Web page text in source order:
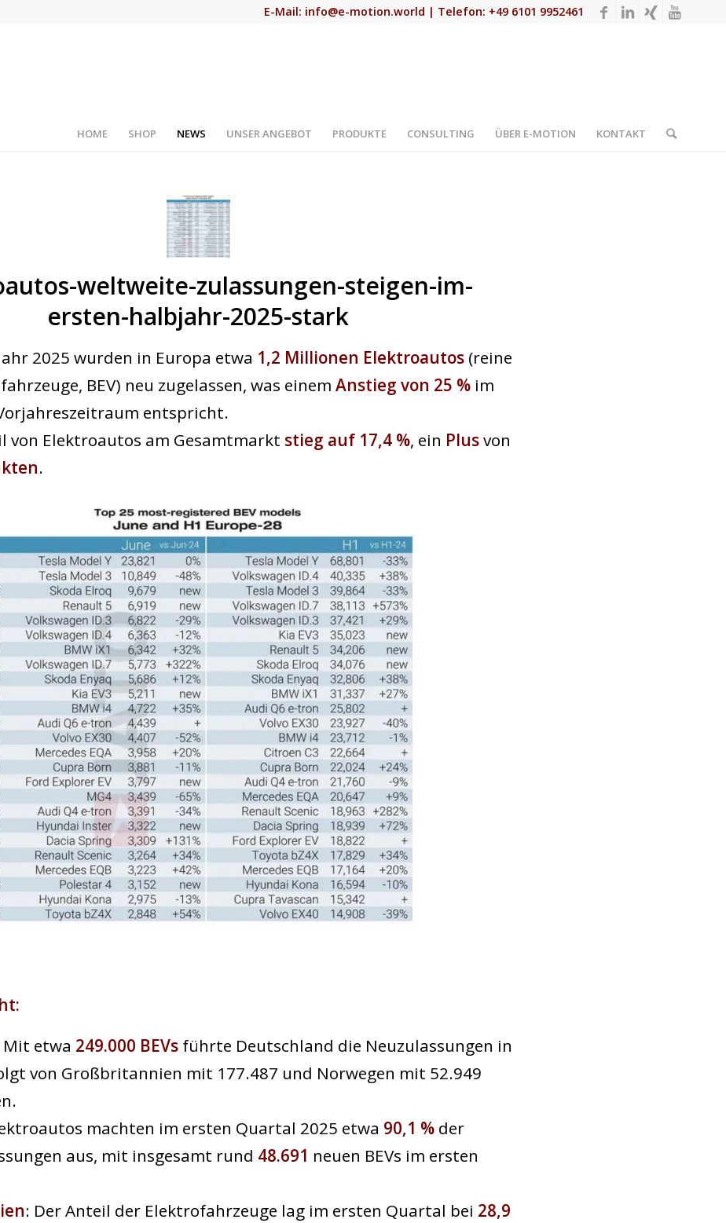
E-Mail: info@e-motion.world | Telefon: +49 6101 9952461
HOME SHOP NEWS UNSER ANGEBOT PRODUKTE CONSULTING ÜBER E-MOTION KONTAKT
weltweite-zulassungen-steigen-im-
ersten-halbjahr-2025-stark
2025 wurden in Europa etwa 1,2 Millionen Elektroautos (reine
BEV) neu zugelassen, was einem Anstieg von 25 % im
entspricht.
von Elektroautos am Gesamtmarkt stieg auf 17,4 %, ein Plusvon
.
Mit etwa 249.000 BEVs führte Deutschland die Neuzulassungen in
von Großbritannien mit 177.487 und Norwegen mit 52.949
machten im ersten Quartal 2025 etwa 90,1 % der
aus, mit insgesamt rund 48.691 neuen BEVs im ersten
: Der Anteil der Elektrofahrzeuge lag im ersten Quartal bei 28,9